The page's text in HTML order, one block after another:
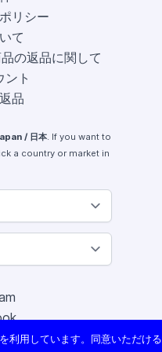
リシー
て
の返品に関して
ント
品
/ 日本. If you want to
a country or market in
用しています。同意いただける